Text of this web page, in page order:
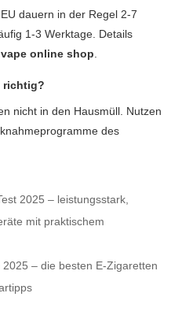
dauern in der Regel 2-7
1-3 Werktage. Details
online shop
richtig?
nicht in den Hausmüll. Nutzen
des
2025 – leistungsstark,
mit praktischem
– die besten E-Zigaretten